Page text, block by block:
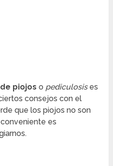
piojos o pediculosises
consejos con el
que los piojos no son
es